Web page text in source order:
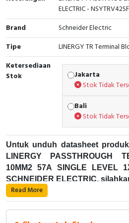
Interactive Flat Panel (IFP)
Extension Power Socket
Vacuum
EcoStruxure Terminal Expert
Pendant / Crane Controller
Panel Kendali
Selector Iluminasi
Flash Buzzers
Potensiometer
Joystick Controller
Foot Switch
Tower Light
Accessories
Terminal Block
Engsel / Hinge
Industrial Plug & Socket
Busbar
Motion Sensors
Accessories
Accessories Elektrikal
Inverter
FRENIC
Electric Motor
Accessories
Testers
Compact Data Loggers
Field Measuring
ELECTRIC -
Brand
Schneider Electric
Tipe
LINERGY TR Terminal
Ketersediaan
Stok
Jakarta
Stok Tidak
Bali
Stok Tidak
Untuk unduh datasheet produk
LINERGY PASSTHROUGH
10MM2 57A SINGLE LEVEL
SCHNEIDER ELECTRIC,
Karakteristik Teknikal:
Read More